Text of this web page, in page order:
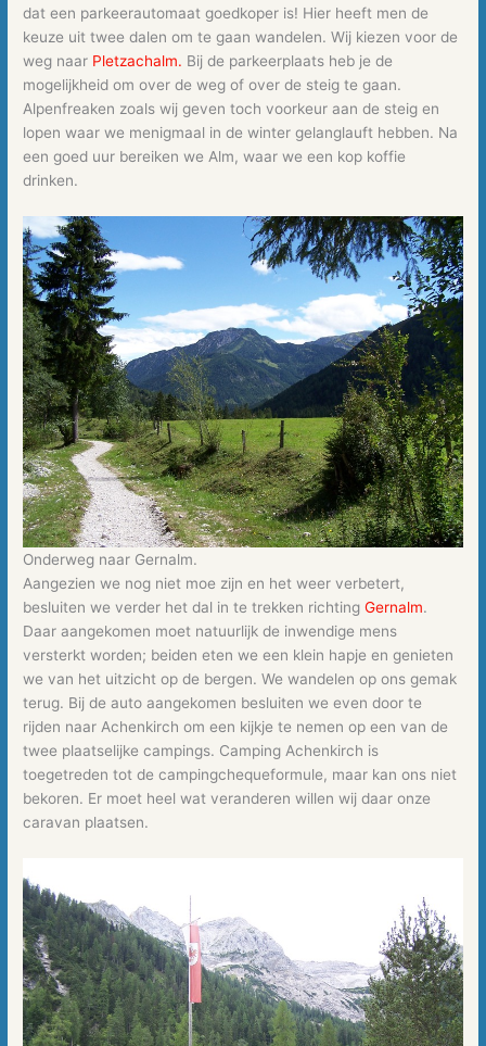
dat een parkeerautomaat goedkoper is! Hier heeft men de
keuze uit twee dalen om te gaan wandelen. Wij kiezen voor de
weg naar Pletzachalm. Bij de parkeerplaats heb je de
mogelijkheid om over de weg of over de steig te gaan.
Alpenfreaken zoals wij geven toch voorkeur aan de steig en
lopen waar we menigmaal in de winter gelanglauft hebben. Na
een goed uur bereiken we Alm, waar we een kop koffie
drinken.
Onderweg naar Gernalm.
Aangezien we nog niet moe zijn en het weer verbetert,
besluiten we verder het dal in te trekken richtingGernalm.
Daar aangekomen moet natuurlijk de inwendige mens
versterkt worden; beiden eten we een klein hapje en genieten
we van het uitzicht op de bergen. We wandelen op ons gemak
terug. Bij de auto aangekomen besluiten we even door te
rijden naar Achenkirch om een kijkje te nemen op een van de
twee plaatselijke campings. Camping Achenkirch is
toegetreden tot de campingchequeformule, maar kan ons niet
bekoren. Er moet heel wat veranderen willen wij daar onze
caravan plaatsen.